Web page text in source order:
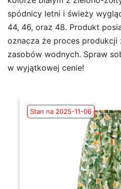
spódnicy letni i świeży
44, 46, oraz 48. Produkt
oznacza że proces produkcji
zasobów wodnych. Spraw
w wyjątkowej cenie!
Stan na 2025-11-06